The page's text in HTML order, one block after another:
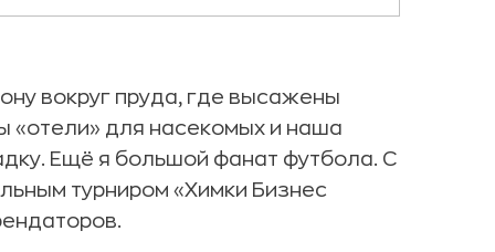
вокруг пруда, где высажены
«отели» для насекомых и наша
Ещё я большой фанат футбола. С
турниром «Химки Бизнес